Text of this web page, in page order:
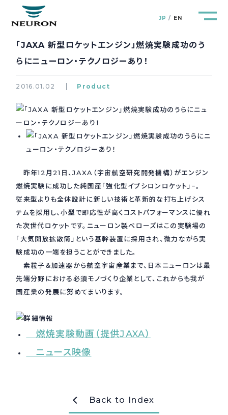
JP EN
企業情報
研究開発 R&D
新着情報
採用情報 Recruit
お問い合わせ
webカタログ
「JAXA 新型ロケットエンジン」燃焼実験成功のう
らにニューロン・テクノロジーあり！
2016.01.02 Product
昨年12月21日、JAXA（宇宙航空研究開発機構）がエンジン
燃焼実験に成功した純国産「強化型イプシロンロケット」−。
従来型よりも全体設計に新しい技術と革新的な打ち上げシス
テムを採用し、小型で即応性が高くコストパフォーマンスに優れ
た次世代ロケットです。ニューロン製ベローズはこの実験場の
「大気開放拡散筒」という基幹装置に採用され、微力ながら実
験成功の一端を担うことができました。
素粒子＆加速器から航空宇宙産業まで、日本ニューロンは最
先端分野における必須モノづくり企業として、これからも我が
国産業の発展に努めてまいります。
燃焼実験動画（提供JAXA）
ニュース映像
Back to Index